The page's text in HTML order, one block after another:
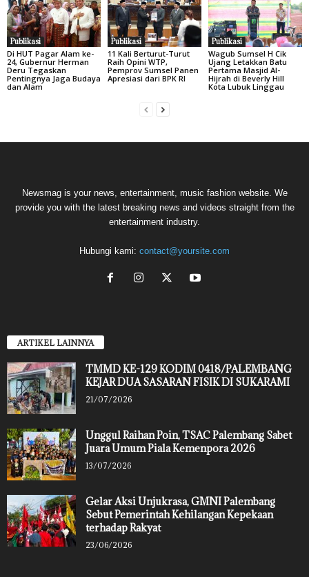
Publikasi
Di HUT Pagar Alam ke-
24, Gubernur Herman
Deru Tegaskan
Pentingnya Jaga Budaya
dan Alam
Publikasi
11 Kali Berturut-Turut
Raih Opini WTP,
Pemprov Sumsel Panen
Apresiasi dari BPK RI
Publikasi
Wagub Sumsel H Cik
Ujang Letakkan Batu
Pertama Masjid Al-
Hijrah di Beverly Hill
Kota Lubuk Linggau
Newsmag is your news, entertainment, music fashion website. We
provide you with the latest breaking news and videos straight from the
entertainment industry.
Hubungi kami: contact@yoursite.com
ARTIKEL LAINNYA
TMMD KE-129 KODIM 0418/PALEMBANG
KEJAR DUA SASARAN FISIK DI SUKARAMI
21/07/2026
Unggul Raihan Poin, TSAC Palembang Sabet
Juara Umum Piala Kemenpora 2026
13/07/2026
Gelar Aksi Unjukrasa, GMNI Palembang
Sebut Pemerintah Kehilangan Kepekaan
terhadap Rakyat
23/06/2026